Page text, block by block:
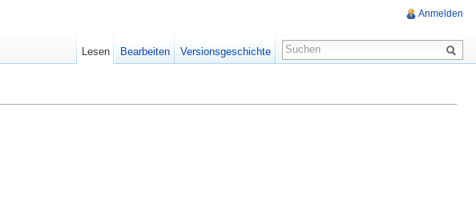
Anmelden
Lesen Bearbeiten Versionsgeschichte